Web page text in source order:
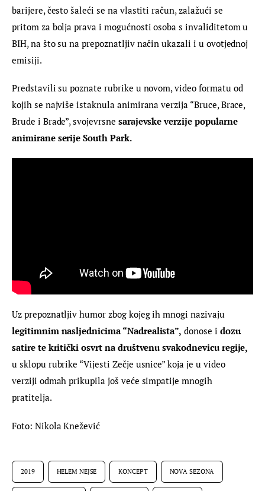
barijere, često šaleći se na vlastiti račun, zalažući se
pritom za bolja prava i mogućnosti osoba s invaliditetom u
BIH, na što su na prepoznatljiv način ukazali i u ovotjednoj
emisiji.
Predstavili su poznate rubrike u novom, video formatu od
kojih se najviše istaknula animirana verzija “Bruce, Brace,
Brude i Brade”, svojevrsne sarajevske verzije popularne
animirane serije South Park.
Uz prepoznatljiv humor zbog kojeg ih mnogi nazivaju
legitimnim nasljednicima “Nadrealista”, donose i dozu
satire te kritički osvrt na društvenu svakodnevicu regije,
u sklopu rubrike “Vijesti Zečje usnice” koja je u video
verziji odmah prikupila još veće simpatije mnogih
pratitelja.
Foto: Nikola Knežević
2019 HELEM NEJSE KONCEPT NOVA SEZONA